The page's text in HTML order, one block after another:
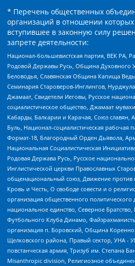
* Перечень общественных
организаций в отношении
вступившее в законную силу
запрете деятельности:
Национал-большевистская партия, ВЕК РА,
Родовой Державы Русь, Община Духовного
Беловодья, Славянская Община Капища
Семинария Староверов-Инглингов,
Джамаат, Свидетели Иеговы, Русское
социалистическое общество, Джамаат
Кабарды, Балкарии и Карачая, Союз славян,
Буль, Национал-социалистическая рабочая
Формат-18, Благородный Орден Дьявола,
Национальная Социалистическая
Родовая Держава Русь, Русское
Инглистической церкви Православных
общенациональный союз, Движение против
Кровь и Честь, О свободе совести и о
организация общественного политического
национальное единство, Северное
Футбольного Клуба Динамо,
организация п. Боровский, Община
Щелковского района, Правый сектор, УНА -
повстанческая армия, Тризуб им. Степана
Misanthropic division, Религиозное